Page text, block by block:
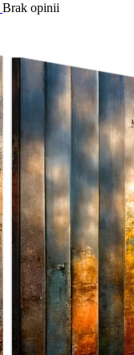
Brak opinii